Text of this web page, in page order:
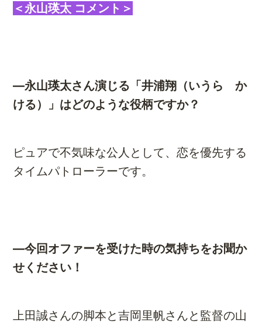
＜永山瑛太 コメント＞
―永山瑛太さん演じる「井浦翔（いうら か
ける）」はどのような役柄ですか？
ピュアで不気味な公人として、恋を優先する
タイムパトローラーです。
―今回オファーを受けた時の気持ちをお聞か
せください！
上田誠さんの脚本と吉岡里帆さんと監督の山